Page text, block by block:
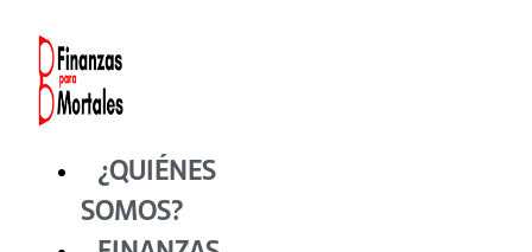
contenido
¿QUIÉNES
SOMOS?